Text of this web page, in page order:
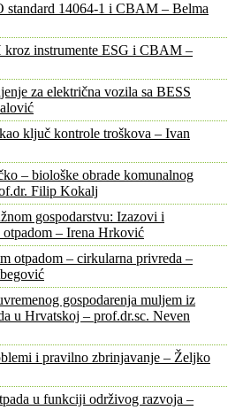
standard 14064-1 i CBAM – Belma
kroz instrumente ESG i CBAM –
za električna vozila sa BESS
ključ kontrole troškova – Ivan
– biološke obrade komunalnog
Filip Kokalj
gospodarstvu: Izazovi i
– Irena Hrković
otpadom – cirkularna privreda –
gospodarenja muljem iz
u Hrvatskoj – prof.dr.sc. Neven
i pravilno zbrinjavanje – Željko
u funkciji održivog razvoja –